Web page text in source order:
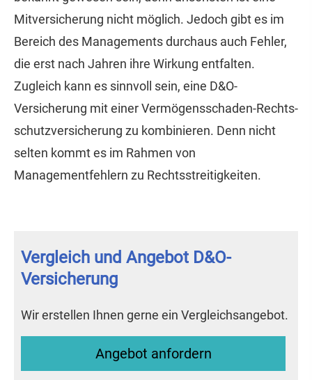
Mitversicherung nicht möglich. Jedoch gibt es im
Bereich des Managements durchaus auch Fehler,
die erst nach Jahren ihre Wirkung entfalten.
Zugleich kann es sinnvoll sein, eine D&O-
Versicherung mit einer Vermögensschaden-Rechts­
schutz­ver­si­che­rung zu kombinieren. Denn nicht
selten kommt es im Rahmen von
Managementfehlern zu Rechtsstreitigkeiten.
Vergleich und Angebot D&O-
Versicherung
Wir erstellen Ihnen gerne ein Vergleichsangebot.
An­ge­bot an­for­dern